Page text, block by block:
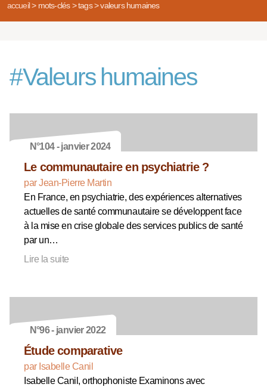
accueil> mots-clés> tags> valeurs humaines
#Valeurs humaines
N°104 - janvier 2024
Le communautaire en psychiatrie ?
par Jean-Pierre Martin
En France, en psychiatrie, des expériences alternatives
actuelles de santé communautaire se développent face
à la mise en crise globale des services publics de santé
par un…
Lire la suite
N°96 - janvier 2022
Étude comparative
par Isabelle Canil
Isabelle Canil, orthophoniste Examinons avec